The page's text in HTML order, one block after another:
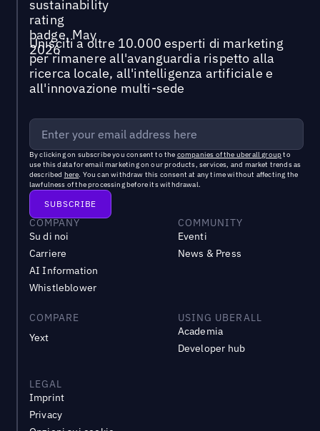
Unisciti a oltre 10.000 esperti di marketing
per rimanere all'avanguardia rispetto alla
ricerca locale, all'intelligenza artificiale e
all'innovazione multi-sede
By clicking on subscribe you consent to the companies of the uberall groupto
use this data for email marketing on our products, services, and market trends as
described here. You can withdraw this consent at any time without affecting the
lawfulness of the processing before its withdrawal.
COMPANY
Su di noi
Carriere
AI Information
Whistleblower
COMMUNITY
Eventi
News & Press
COMPARE
Yext
USING UBERALL
Academia
Developer hub
LEGAL
Imprint
Privacy